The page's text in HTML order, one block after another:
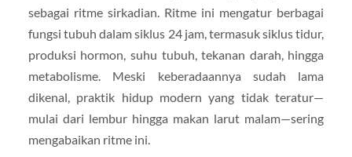
sebagai ritme sirkadian. Ritme ini mengatur berbagai
fungsi tubuh dalam siklus 24 jam, termasuk siklus tidur,
produksi hormon, suhu tubuh, tekanan darah, hingga
metabolisme. Meski keberadaannya sudah lama
dikenal, praktik hidup modern yang tidak teratur—
mulai dari lembur hingga makan larut malam—sering
mengabaikan ritme ini.